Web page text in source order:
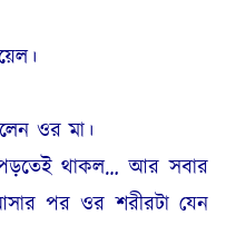
ওর মা।
থাকল… আর সবার
পর ওর শরীরটা যেন